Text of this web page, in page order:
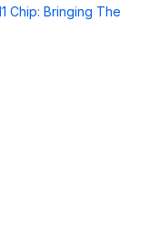
Chip: Bringing The